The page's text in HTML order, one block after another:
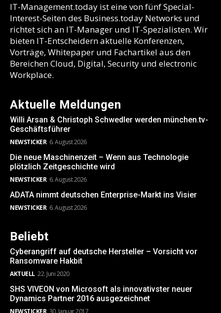
IT-Management.today ist eine von fünf Special-
Interest-Seiten des Business.today Networks und
richtet sich an IT-Manager und IT-Spezialisten. Wir
bieten IT-Entscheidern aktuelle Konferenzen,
Vorträge, Whitepaper und Fachartikel aus den
Bereichen Cloud, Digital, Security und electronic
Workplace.
Aktuelle Meldungen
Willi Arsan & Christoph Schwedler werden münchen.tv-
Geschäftsführer
NEWSTICKER 6. August 2026
Die neue Maschinenzeit – Wenn aus Technologie
plötzlich Zeitgeschichte wird
NEWSTICKER 6. August 2026
ADATA nimmt deutschen Enterprise-Markt ins Visier
NEWSTICKER 6. August 2026
Beliebt
Cyberangriff auf deutsche Hersteller – Vorsicht vor
Ransomware Hakbit
AKTUELL 22. Juni 2020
SHS VIVEON von Microsoft als innovativster neuer
Dynamics Partner 2016 ausgezeichnet
NEWSTICKER 30. Januar 2017